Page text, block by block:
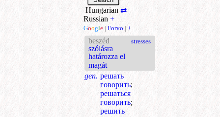
Hungarian ⇄
Russian +
Google | Forvo | +
beszéd
szólásra
határozza el
magát
stresses
gen. решать
говорить;
решаться
говорить;
решить